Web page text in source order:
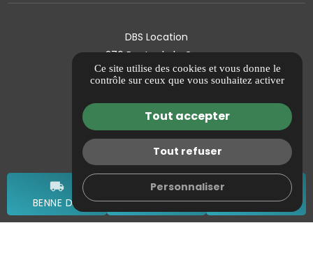
local_shipping
BENNE DIB
mail
DEVIS GRATUIT TÉL.
DBS Location
276 Route de la Gare
13370 MALLEMORT
Guide Local
Informations complémentaires
Mentions légales
Politique de confidentialité
Gestion des cookies
Ce site utilise des cookies et vous donne le
contrôle sur ceux que vous souhaitez activer
Tout accepter
Tout refuser
Personnaliser